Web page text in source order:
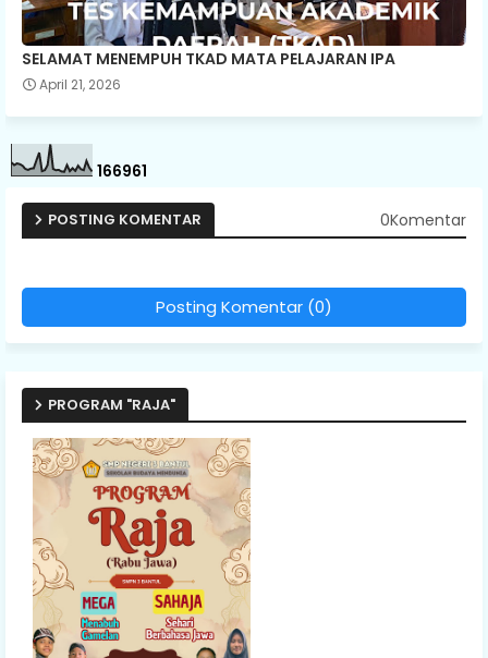
SELAMAT MENEMPUH TKAD MATA PELAJARAN IPA
April 21, 2026
166961
POSTING KOMENTAR 0Komentar
Posting Komentar (0)
PROGRAM "RAJA"